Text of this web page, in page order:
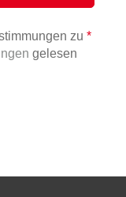
zu *
gelesen